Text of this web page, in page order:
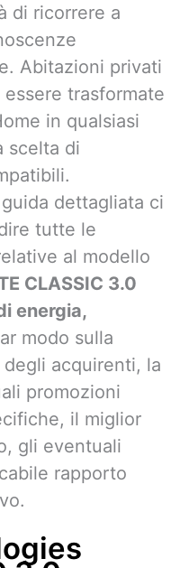
di ricorrere a
Abitazioni privati
trasformate
in qualsiasi
scelta di
dettagliata ci
tutte le
al modello
CLASSIC 3.0
energia,
modo sulla
acquirenti, la
promozioni
il miglior
gli eventuali
rapporto